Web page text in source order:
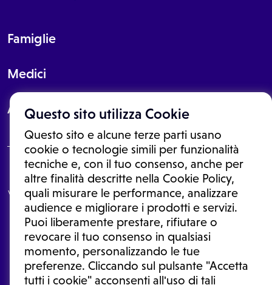
Questo sito utilizza Cookie
Questo sito e alcune terze parti usano
cookie o tecnologie simili per funzionalità
tecniche e, con il tuo consenso, anche per
altre finalità descritte nella Cookie Policy,
quali misurare le performance, analizzare
audience e migliorare i prodotti e servizi.
Puoi liberamente prestare, rifiutare o
revocare il tuo consenso in qualsiasi
momento, personalizzando le tue
preferenze. Cliccando sul pulsante "Accetta
tutti i cookie" acconsenti all'uso di tali
Famiglie
Medici
About
Le informazioni proposte in questo sito non sono un consulto medico.
In nessun caso, queste informazioni sostituiscono un consulto, una
visita o una diagnosi formulata dal medico. Non si devono considerare
le informazioni disponibili come suggerimenti per la formulazione di
una diagnosi, la determinazione di un trattamento o l'assunzione o
sospensione di un farmaco senza prima consultare un medico di
medicina generale o uno specialista.
Condizioni di utilizzo|Privacy Policy |Gestione cookie
Ⓒ 2026 | Tutti i diritti riservati.